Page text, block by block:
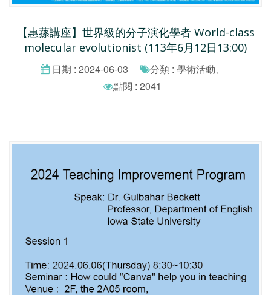
【惠蓀講座】世界級的分子演化學者 World-class
molecular evolutionist (113年6月12日13:00)
日期 : 2024-06-03
分類 : 學術活動、
點閱 : 2041